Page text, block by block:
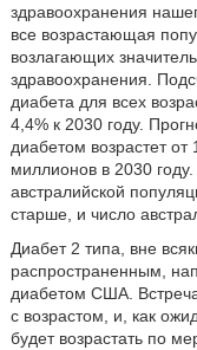
здравоохранения
все возрастающая
возлагающих
здравоохранения.
диабета для всех
4,4% к 2030 году.
диабетом возрастет
миллионов в 2030
австралийской
старше, и число
Диабет 2 типа, вне
распространенным,
диабетом США.
с возрастом, и, как
будет возрастать по